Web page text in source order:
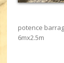
potence
6mx2.5m